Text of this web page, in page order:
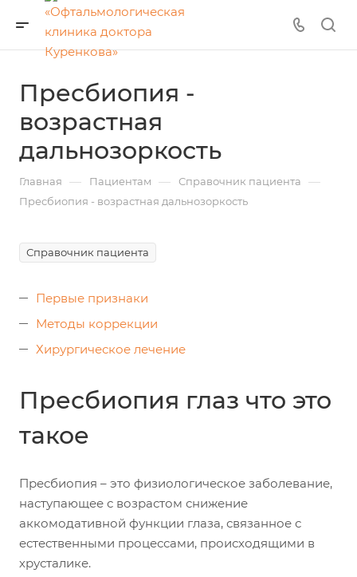
Пресбиопия -
возрастная
дальнозоркость
Главная — Пациентам — Справочник пациента —
Пресбиопия - возрастная дальнозоркость
Справочник пациента
Первые признаки
Методы коррекции
Хирургическое лечение
Пресбиопия глаз что это
такое
Пресбиопия – это физиологическое заболевание,
наступающее с возрастом снижение
аккомодативной функции глаза, связанное с
естественными процессами, происходящими в
хрусталике.